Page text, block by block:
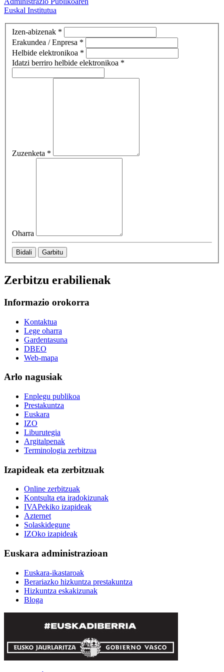
Euskal Institutua
Izen-abizenak *
Erakundea / Enpresa *
Helbide elektronikoa *
Idatzi berriro helbide elektronikoa *
Zuzenketa *
Oharra
Bidali Garbitu
Zerbitzu erabilienak
Informazio orokorra
Kontaktua
Lege oharra
Gardentasuna
DBEO
Web-mapa
Arlo nagusiak
Enplegu publikoa
Prestakuntza
Euskara
IZO
Liburutegia
Argitalpenak
Terminologia zerbitzua
Izapideak eta zerbitzuak
Online zerbitzuak
Kontsulta eta iradokizunak
IVAPekiko izapideak
Azternet
Solaskidegune
IZOko izapideak
Euskara administrazioan
Euskara-ikastaroak
Berariazko hizkuntza prestakuntza
Hizkuntza eskakizunak
Bloga